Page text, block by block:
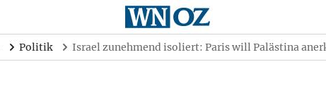
Politik Israel zunehmend isoliert: Paris will Palästina